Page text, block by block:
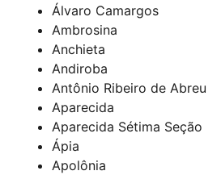
Álvaro Camargos
Ambrosina
Anchieta
Andiroba
Antônio Ribeiro de Abreu
Aparecida
Aparecida Sétima Seção
Ápia
Apolônia